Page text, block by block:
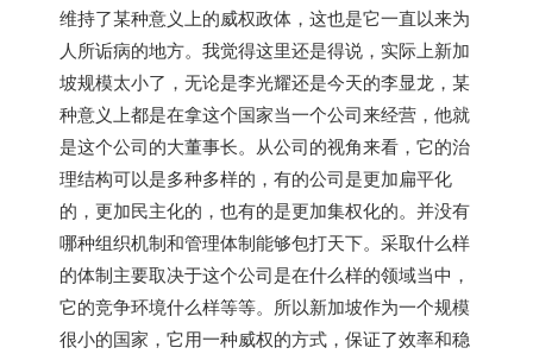
维持了某种意义上的威权政体，这也是它一直以来为
人所诟病的地方。我觉得这里还是得说，实际上新加
坡规模太小了，无论是李光耀还是今天的李显龙，某
种意义上都是在拿这个国家当一个公司来经营，他就
是这个公司的大董事长。从公司的视角来看，它的治
理结构可以是多种多样的，有的公司是更加扁平化
的，更加民主化的，也有的是更加集权化的。并没有
哪种组织机制和管理体制能够包打天下。采取什么样
的体制主要取决于这个公司是在什么样的领域当中，
它的竞争环境什么样等等。所以新加坡作为一个规模
很小的国家，它用一种威权的方式，保证了效率和稳